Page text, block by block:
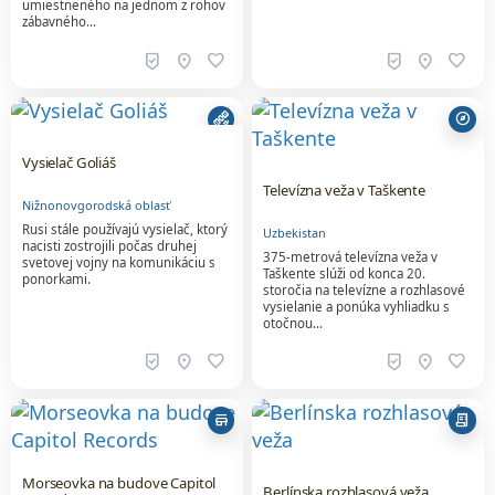
umiestneného na jednom z rohov
zábavného…
beenhere location_on favorite beenhere location_on favorite
satellite_alt
Vysielač Goliáš
Nižnonovgorodská oblasť
Rusi stále používajú vysielač, ktorý
nacisti zostrojili počas druhej
svetovej vojny na komunikáciu s
ponorkami.
beenhere location_on favorite
explore
Televízna veža v Taškente
Uzbekistan
375-metrová televízna veža v
Taškente slúži od konca 20.
storočia na televízne a rozhlasové
vysielanie a ponúka vyhliadku s
otočnou…
beenhere location_on favorite
store
Morseovka na budove Capitol
receipt_long